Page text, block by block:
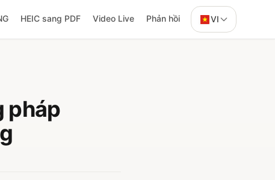
HEIC sang PDF Video Live Phản hồi VI
pháp